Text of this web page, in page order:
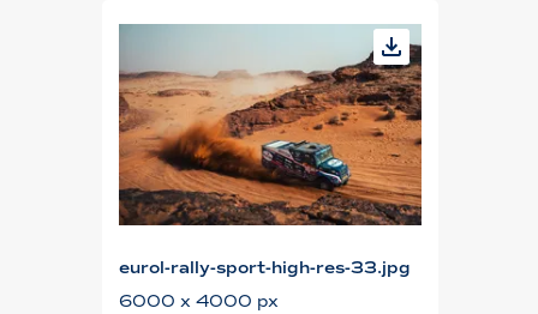
eurol-rally-sport-high-res-33.jpg
6000 x 4000 px